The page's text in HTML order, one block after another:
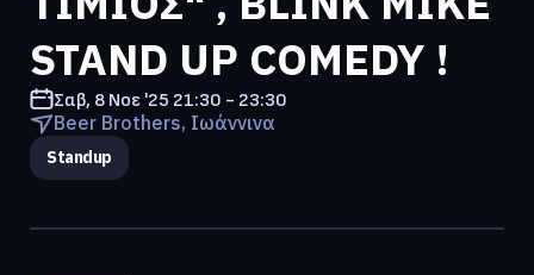
STAND UP COMEDY !
Σαβ, 8 Νοε '25 21:30 - 23:30
Beer Brothers, Ιωάννινα
Standup